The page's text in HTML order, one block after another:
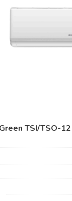
TSI/TSO-12